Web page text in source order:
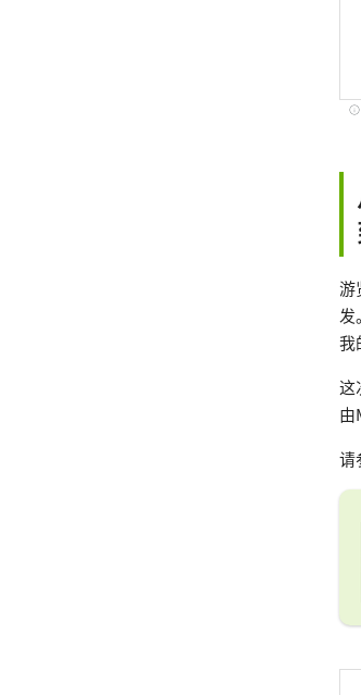
游
发
我
这
由
请